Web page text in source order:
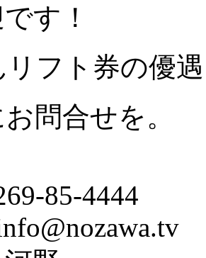
す！
リフト券の優
問合せを。
85-4444